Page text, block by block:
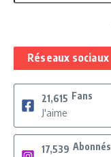
Réseaux sociaux
21,615 Fans
J'aime
17,539 Abonnés